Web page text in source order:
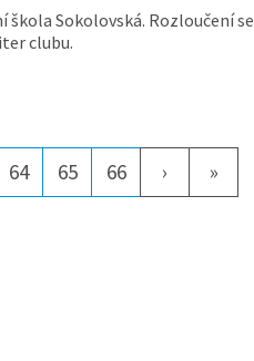
škola Sokolovská. Rozloučení se
clubu.
64 65 66 › »